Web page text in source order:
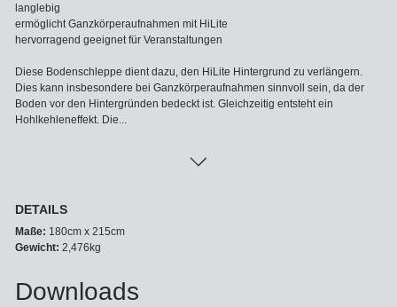
langlebig
ermöglicht Ganzkörperaufnahmen mit HiLite
hervorragend geeignet für Veranstaltungen
Diese Bodenschleppe dient dazu, den HiLite Hintergrund zu verlängern.
Dies kann insbesondere bei Ganzkörperaufnahmen sinnvoll sein, da der
Boden vor den Hintergründen bedeckt ist. Gleichzeitig entsteht ein
Hohlkehleneffekt. Die...
DETAILS
Maße: 180cm x 215cm
Gewicht: 2,476kg
Downloads